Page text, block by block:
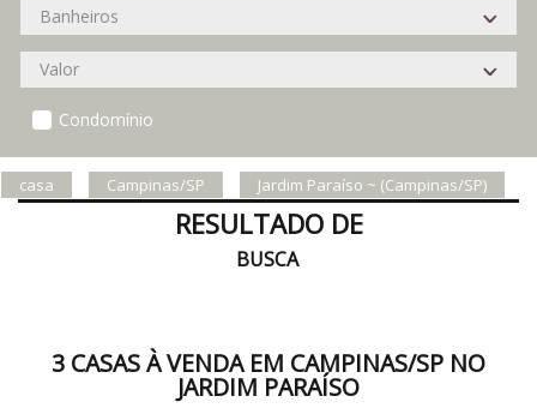
Condomínio
casa Campinas/SP Jardim Paraíso ~ (Campinas/SP)
RESULTADO DE
BUSCA
3 CASAS À VENDA EM CAMPINAS/SP NO
JARDIM PARAÍSO